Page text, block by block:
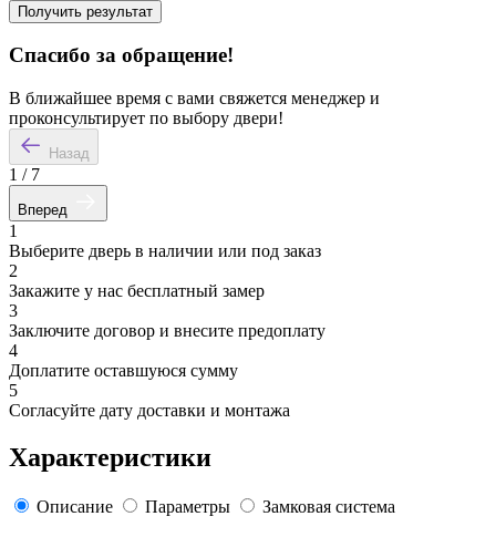
Получить результат
Спасибо за обращение!
В ближайшее время с вами свяжется менеджер и
проконсультирует по выбору двери!
Назад
1 / 7
Вперед
1
Выберите дверь в наличии или под заказ
2
Закажите у нас бесплатный замер
3
Заключите договор и внесите предоплату
4
Доплатите оставшуюся сумму
5
Согласуйте дату доставки и монтажа
Характеристики
Описание Параметры Замковая система